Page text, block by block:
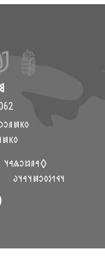
Andrássy út 64.
30-313-3501
𐲓𐳀𐳠𐳆𐳛𐳖𐳀𐳦
𐳦𐳁𐳒𐳋𐳓𐳛𐳯𐳦𐳀𐳦𐳜